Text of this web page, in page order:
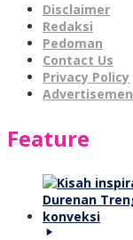
Disclaimer
Redaksi
Pedoman
Contact Us
Privacy Policy
Feature